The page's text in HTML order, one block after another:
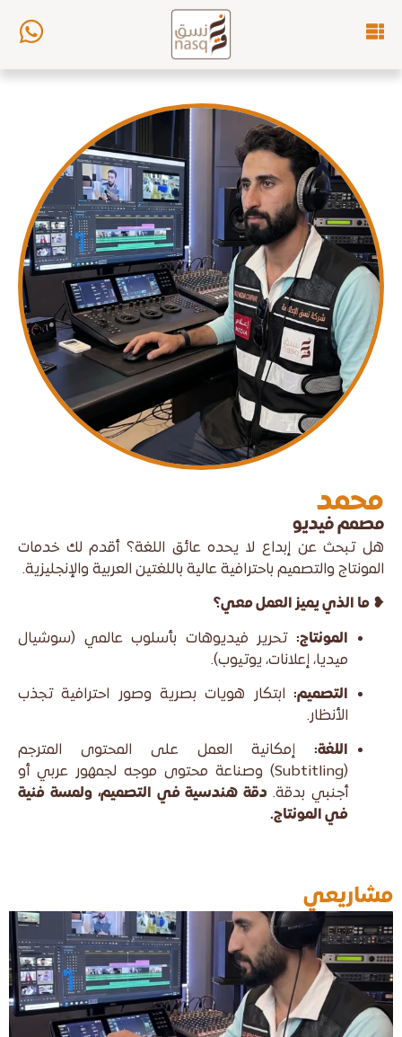
محمد
مصمم فيديو
هل تبحث عن إبداع لا يحده عائق اللغة؟ أقدم لك خدمات
المونتاج والتصميم باحترافية عالية باللغتين العربية والإنجليزية.
❥ ما الذي يميز العمل معي؟
المونتاج: تحرير فيديوهات بأسلوب عالمي (سوشيال
ميديا، إعلانات، يوتيوب).
التصميم: ابتكار هويات بصرية وصور احترافية تجذب
الأنظار.
اللغة: إمكانية العمل على المحتوى المترجم
(Subtitling) وصناعة محتوى موجه لجمهور عربي أو
أجنبي بدقة. دقة هندسية في التصميم، ولمسة فنية
في المونتاج.
مشاريعي